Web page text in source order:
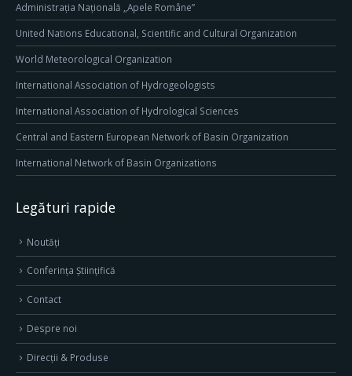
Administrația Națională „Apele Române”
United Nations Educational, Scientific and Cultural Organization
World Meteorological Organization
International Association of Hydrogeologists
International Association of Hydrological Sciences
Central and Eastern European Network of Basin Organization
International Network of Basin Organizations
Legături rapide
Noutăți
Conferința Științifică
Contact
Despre noi
Direcţii & Produse